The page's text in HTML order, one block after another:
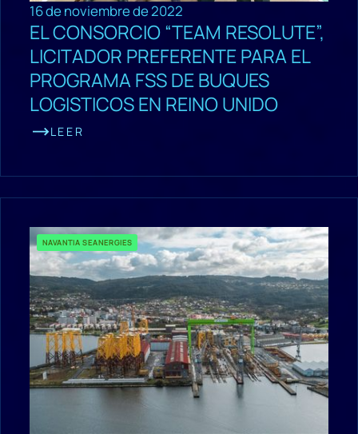
16 de noviembre de 2022
EL CONSORCIO “TEAM RESOLUTE”,
LICITADOR PREFERENTE PARA EL
PROGRAMA FSS DE BUQUES
LOGISTICOS EN REINO UNIDO
LEER
NAVANTIA SEANERGIES